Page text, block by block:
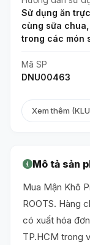
Sử dụng ăn
cùng sữa
trong các món
Mã SP
DNU00463
Xem thêm
Mô tả sản
Mua Mận Khô
ROOTS. Hàng
có xuất hóa
TP.HCM trong